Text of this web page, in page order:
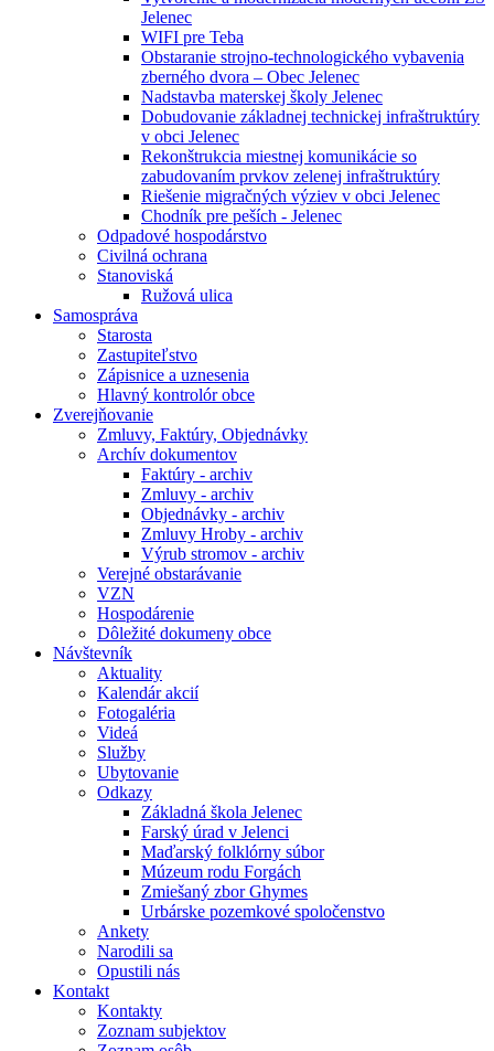
Jelenec
WIFI pre Teba
Obstaranie strojno-technologického vybavenia
zberného dvora – Obec Jelenec
Nadstavba materskej školy Jelenec
Dobudovanie základnej technickej infraštruktúry
v obci Jelenec
Rekonštrukcia miestnej komunikácie so
zabudovaním prvkov zelenej infraštruktúry
Riešenie migračných výziev v obci Jelenec
Chodník pre peších - Jelenec
Odpadové hospodárstvo
Civilná ochrana
Stanoviská
Ružová ulica
Samospráva
Starosta
Zastupiteľstvo
Zápisnice a uznesenia
Hlavný kontrolór obce
Zverejňovanie
Zmluvy, Faktúry, Objednávky
Archív dokumentov
Faktúry - archiv
Zmluvy - archiv
Objednávky - archiv
Zmluvy Hroby - archiv
Výrub stromov - archiv
Verejné obstarávanie
VZN
Hospodárenie
Dôležité dokumeny obce
Návštevník
Aktuality
Kalendár akcií
Fotogaléria
Videá
Služby
Ubytovanie
Odkazy
Základná škola Jelenec
Farský úrad v Jelenci
Maďarský folklórny súbor
Múzeum rodu Forgách
Zmiešaný zbor Ghymes
Urbárske pozemkové spoločenstvo
Ankety
Narodili sa
Opustili nás
Kontakt
Kontakty
Zoznam subjektov